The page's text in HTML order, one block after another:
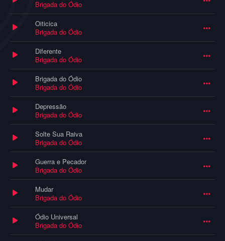
Brigada do Ódio
Oiticica
Brigada do Ódio
Diferente
Brigada do Ódio
Brigada do Ódio
Brigada do Ódio
Depressão
Brigada do Ódio
Solte Sua Raiva
Brigada do Ódio
Guerra e Pecador
Brigada do Ódio
Mudar
Brigada do Ódio
Ódio Universal
Brigada do Ódio